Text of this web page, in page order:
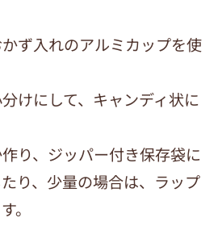
ず入れのアルミカップを使
けにして、キャンディ状に
り、ジッパー付き保存袋に
り、少量の場合は、ラップ
。